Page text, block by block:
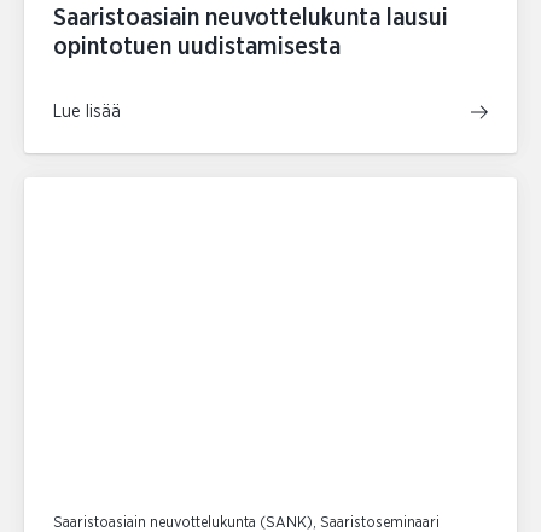
Saaristoasiain neuvottelukunta lausui
opintotuen uudistamisesta
Lue lisää
Saaristoasiain neuvottelukunta (SANK), Saaristoseminaari